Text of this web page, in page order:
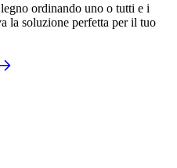
ordinando uno o tutti e i
la soluzione perfetta per il tuo